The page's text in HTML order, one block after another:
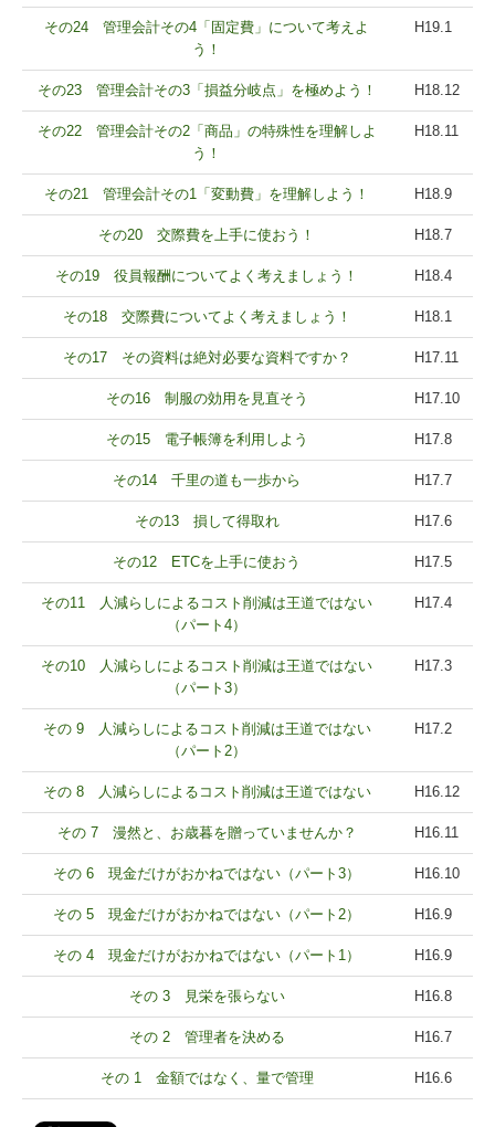
その24 管理会計その4「固定費」について考えよ
う！
H19.1
その23 管理会計その3「損益分岐点」を極めよう！ H18.12
その22 管理会計その2「商品」の特殊性を理解しよ
う！
H18.11
その21 管理会計その1「変動費」を理解しよう！ H18.9
その20 交際費を上手に使おう！ H18.7
その19 役員報酬についてよく考えましょう！ H18.4
その18 交際費についてよく考えましょう！ H18.1
その17 その資料は絶対必要な資料ですか？ H17.11
その16 制服の効用を見直そう H17.10
その15 電子帳簿を利用しよう H17.8
その14 千里の道も一歩から H17.7
その13 損して得取れ H17.6
その12 ETCを上手に使おう H17.5
その11 人減らしによるコスト削減は王道ではない
（パート4）
H17.4
その10 人減らしによるコスト削減は王道ではない
（パート3）
H17.3
その 9 人減らしによるコスト削減は王道ではない
（パート2）
H17.2
その 8 人減らしによるコスト削減は王道ではない H16.12
その 7 漫然と、お歳暮を贈っていませんか？ H16.11
その 6 現金だけがおかねではない（パート3） H16.10
その 5 現金だけがおかねではない（パート2） H16.9
その 4 現金だけがおかねではない（パート1） H16.9
その 3 見栄を張らない H16.8
その 2 管理者を決める H16.7
その 1 金額ではなく、量で管理 H16.6